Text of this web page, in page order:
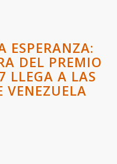
ESPERANZA:
DEL PREMIO
LLEGA A LAS
VENEZUELA